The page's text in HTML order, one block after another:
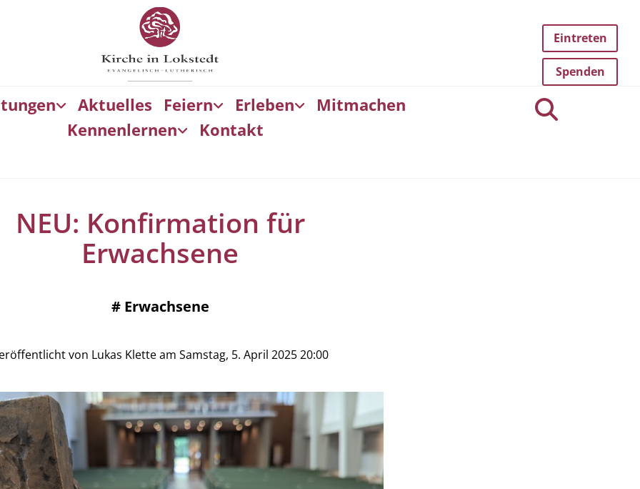
Eintreten
Spenden
Aktuelles Feiern Erleben
Mitmachen
Kennenlernen
Kontakt
NEU: Konfirmation für
Erwachsene
# Erwachsene
von Lukas Klette am Samstag, 5. April 2025 20:00